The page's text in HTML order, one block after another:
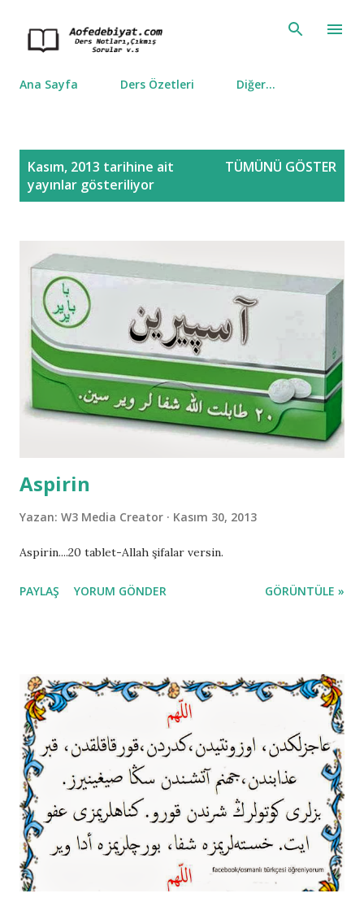
Ana Sayfa Ders Özetleri Diğer…
Kasım, 2013 tarihine ait
yayınlar gösteriliyor
TÜMÜNÜ GÖSTER
Aspirin
Yazan: W3 Media Creator Kasım 30, 2013
Aspirin....20 tablet-Allah şifalar versin.
PAYLAŞ YORUM GÖNDER GÖRÜNTÜLE »